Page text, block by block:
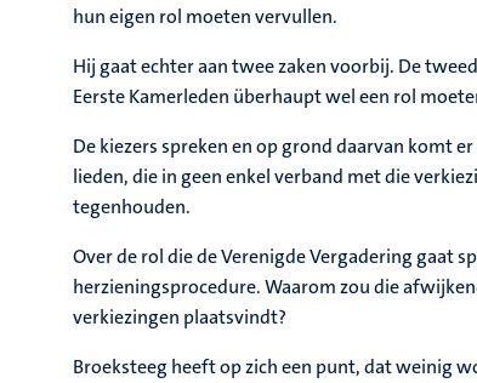
hun eigen rol moeten vervullen.
Hij gaat echter aan twee zaken voorbij. De
Eerste Kamerleden überhaupt wel een rol
De kiezers spreken en op grond daarvan komt
lieden, die in geen enkel verband met die
tegenhouden.
Over de rol die de Verenigde Vergadering gaat
herzieningsprocedure. Waarom zou die
verkiezingen plaatsvindt?
Broeksteeg heeft op zich een punt, dat weinig